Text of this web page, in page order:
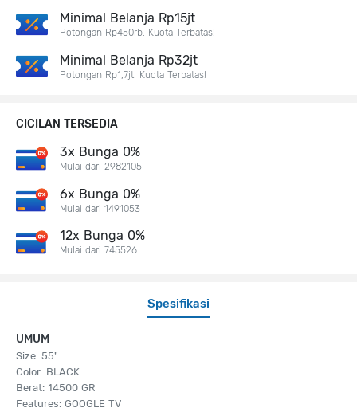
Spesifikasi
UMUM
Size: 55"
Color: BLACK
Berat: 14500 GR
Features: GOOGLE TV
Minimal Belanja Rp15jt
Potongan Rp450rb. Kuota Terbatas!
Minimal Belanja Rp32jt
Potongan Rp1,7jt. Kuota Terbatas!
CICILAN TERSEDIA
3x Bunga 0%
Mulai dari 2982105
6x Bunga 0%
Mulai dari 1491053
12x Bunga 0%
Mulai dari 745526